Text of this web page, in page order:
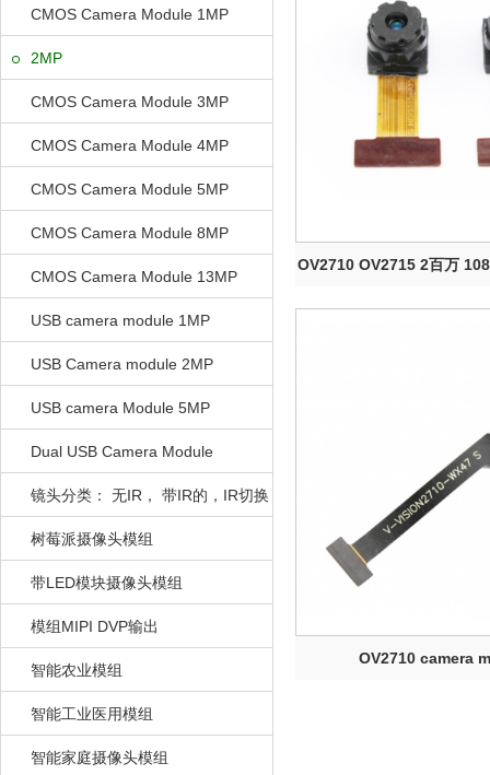
CMOS Camera Module 1MP
2MP
CMOS Camera Module 3MP
CMOS Camera Module 4MP
CMOS Camera Module 5MP
CMOS Camera Module 8MP
CMOS Camera Module 13MP
USB camera module 1MP
USB Camera module 2MP
USB camera Module 5MP
Dual USB Camera Module
镜头分类： 无IR， 带IR的，IR切换
树莓派摄像头模组
带LED模块摄像头模组
模组MIPI DVP输出
智能农业模组
智能工业医用模组
智能家庭摄像头模组
OV2710 OV2715 2百万
组无人机
OV2710 camera